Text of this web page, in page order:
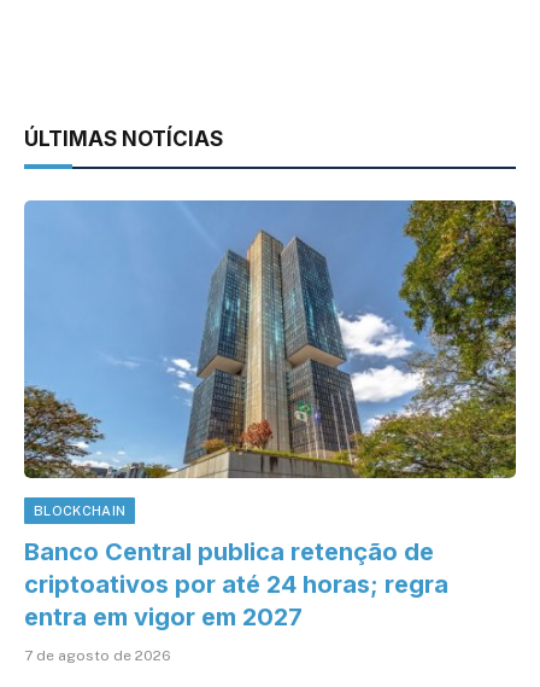
ÚLTIMAS NOTÍCIAS
BLOCKCHAIN
Banco Central publica retenção de
criptoativos por até 24 horas; regra
entra em vigor em 2027
7 de agosto de 2026